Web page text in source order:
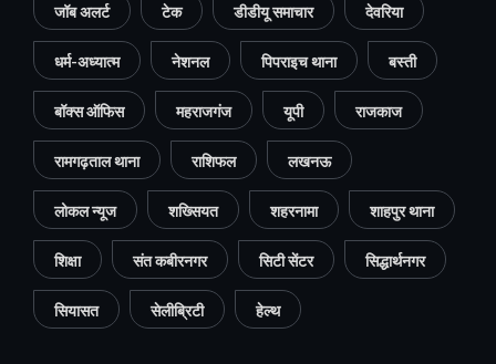
जॉब अलर्ट टेक डीडीयू समाचार देवरिया
धर्म-अध्यात्म नेशनल पिपराइच थाना बस्ती
बॉक्स ऑफिस महराजगंज यूपी राजकाज
रामगढ़ताल थाना राशिफल लखनऊ
लोकल न्यूज शख्सियत शहरनामा शाहपुर थाना
शिक्षा संत कबीरनगर सिटी सेंटर सिद्धार्थनगर
सियासत सेलीब्रिटी हेल्थ